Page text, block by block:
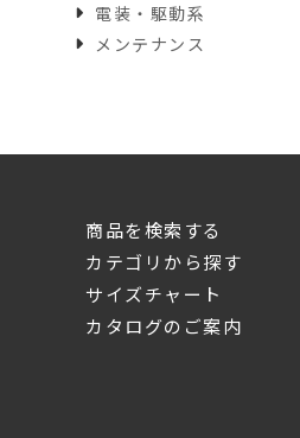
電装・駆動系
メンテナンス
商品を検索する
カテゴリから探す
サイズチャート
カタログのご案内